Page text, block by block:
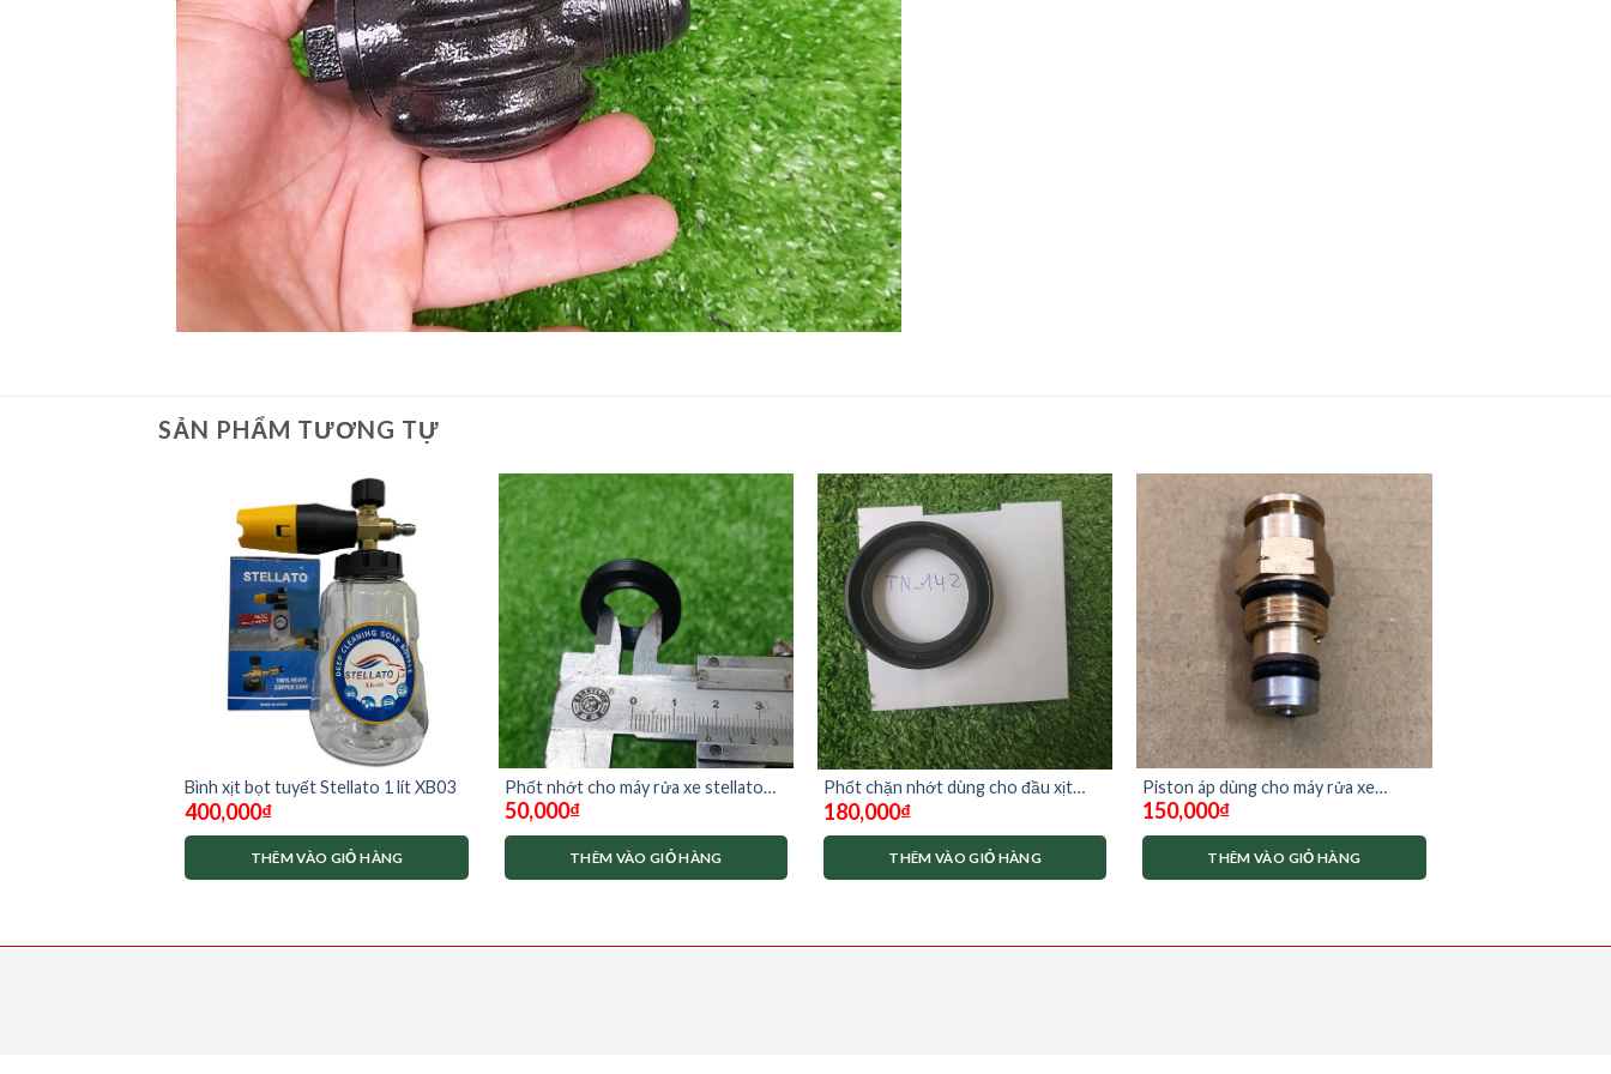
SẢN PHẨM TƯƠNG TỰ
Bình xịt bọt tuyết Stellato 1 lít XB03
400,000₫
THÊM VÀO GIỎ HÀNG
Phốt nhớt cho máy rửa xe stellato
st-1200
50,000₫
THÊM VÀO GIỎ HÀNG
Phốt chặn nhớt dùng cho đầu xịt
tainong tn-142
180,000₫
THÊM VÀO GIỎ HÀNG
Piston áp dùng cho máy rửa xe
Stellato
150,000₫
THÊM VÀO GIỎ HÀNG